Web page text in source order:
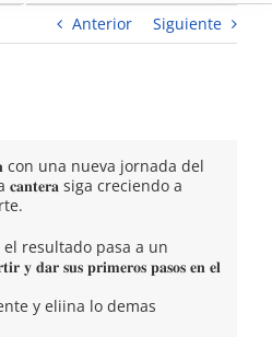
Cuadrungular Chupeta
Anterior
Siguiente
con una nueva jornada del
siga creciendo a
resultado pasa a un
𝐝𝐚𝐫 𝐬𝐮𝐬 𝐩𝐫𝐢𝐦𝐞𝐫𝐨𝐬 𝐩𝐚𝐬𝐨𝐬 𝐞𝐧 𝐞𝐥
y eliina lo demas